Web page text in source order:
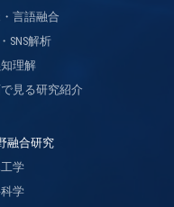
言語融合
SNS解析
理解
見る研究紹介
融合研究
学
学